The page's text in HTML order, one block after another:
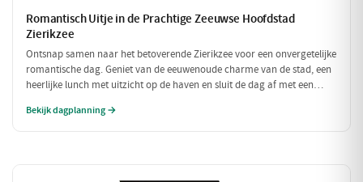
Romantisch Uitje in de Prachtige Zeeuwse Hoofdstad
Zierikzee
Ontsnap samen naar het betoverende Zierikzee voor een onvergetelijke
romantische dag. Geniet van de eeuwenoude charme van de stad, een
heerlijke lunch met uitzicht op de haven en sluit de dag af met een
straatjes en prachtige uitzichten!
Bekijk dagplanning →